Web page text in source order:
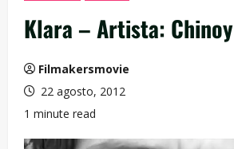
Klara – Artista: Chinoy
Filmakersmovie
22 agosto, 2012
1 minute read